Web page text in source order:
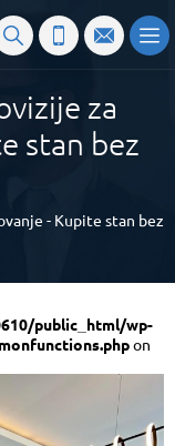
za
stan bez
- Kupite stan bez
public_html/wp-
on